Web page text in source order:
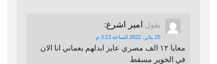
يقول امير اشرغ:
25 يناير، 2022 الساعة 3:13 م
معايا ١٢ الف مصري عايز ابدلهم بعماني انا الان
في الخوير مسقط